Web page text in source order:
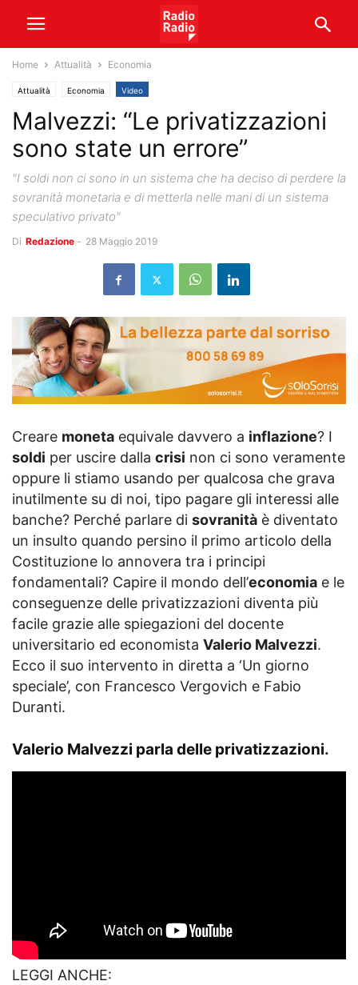
Home Attualità Economia
Attualità Economia Video
Malvezzi: “Le privatizzazioni
sono state un errore”
"I soldi non ci sono in un sistema che ha deciso di perdere la
sovranità monetaria e di metterla nelle mani di un sistema
speculativo privato"
Di Redazione - 28 Maggio 2019
Creare moneta equivale davvero a inflazione? I
soldi per uscire dalla crisi non ci sono veramente
oppure li stiamo usando per qualcosa che grava
inutilmente su di noi, tipo pagare gli interessi alle
banche? Perché parlare di sovranità è diventato
un insulto quando persino il primo articolo della
Costituzione lo annovera tra i principi
fondamentali? Capire il mondo dell’economia e le
conseguenze delle privatizzazioni diventa più
facile grazie alle spiegazioni del docente
universitario ed economista Valerio Malvezzi.
Ecco il suo intervento in diretta a ‘Un giorno
speciale’, con Francesco Vergovich e Fabio
Duranti.
Valerio Malvezzi parla delle privatizzazioni.
LEGGI ANCHE: